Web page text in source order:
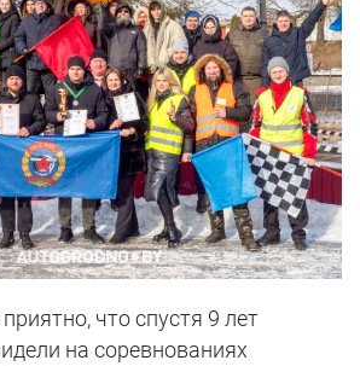
что спустя 9 лет
на соревнованиях